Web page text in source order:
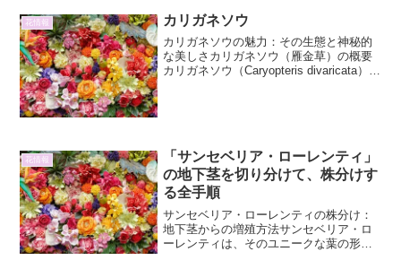
花情報 カリガネソウ
カリガネソウの魅力：その生態と神秘的
な美しさカリガネソウ（雁金草）の概要
カリガネソウ（Caryopteris divaricata）
花情報
「サンセベリア・ローレンティ」
の地下茎を切り分けて、株分けす
る全手順
サンセベリア・ローレンティの株分け：
地下茎からの増殖方法サンセベリア・ロ
ーレンティは、そのユニークな葉の形状